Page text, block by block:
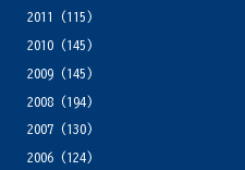
2011
(115)
2010(145)
2009(145)
2008(194)
2007(130)
2006(124)